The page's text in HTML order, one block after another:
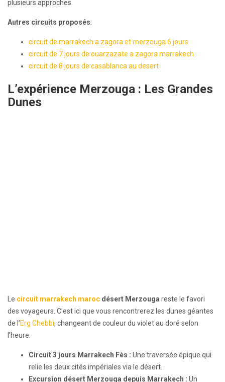
plusieurs approches.
Autres circuits proposés:
circuit de marrakech a zagora et merzouga 6 jours
circuit de 7 jours de ouarzazate a zagora marrakech
circuit de 8 jours de casablanca au desert
L’expérience Merzouga : Les Grandes
Dunes
Le circuit marrakech maroc désert Merzouga reste le favori
des voyageurs. C’est ici que vous rencontrerez les dunes géantes
de l’Erg Chebbi, changeant de couleur du violet au doré selon
l’heure.
Circuit 3 jours Marrakech Fès : Une traversée épique qui
relie les deux cités impériales via le désert.
Excursion désert Merzouga depuis Marrakech : Un